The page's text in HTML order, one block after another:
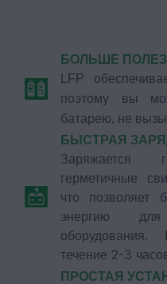
БОЛЬШЕ
LFP
поэтому вы
батарею, не
БЫСТРАЯ
Заряжается
герметичные
что позволяет
энергию
течение 2-3
ПРОСТАЯ